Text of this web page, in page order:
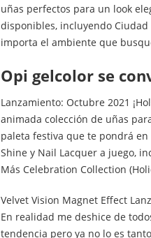
uñas perfectos para un look
disponibles, incluyendo Ciudad
importa el ambiente que
opi gelcolor se
Lanzamiento: Octubre 2021
animada colección de uñas
paleta festiva que te pondrá
Shine y Nail Lacquer a juego,
Más Celebration Collection
Velvet Vision Magnet Effect
En realidad me deshice de
tendencia pero ya no lo es